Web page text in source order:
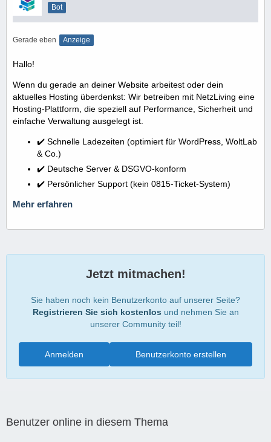
Bot
Gerade eben Anzeige
Hallo!
Wenn du gerade an deiner Website arbeitest oder dein
aktuelles Hosting überdenkst: Wir betreiben mit NetzLiving eine
Hosting-Plattform, die speziell auf Performance, Sicherheit und
einfache Verwaltung ausgelegt ist.
✔️ Schnelle Ladezeiten (optimiert für WordPress, WoltLab
& Co.)
✔️ Deutsche Server & DSGVO-konform
✔️ Persönlicher Support (kein 0815-Ticket-System)
Mehr erfahren
Jetzt mitmachen!
Sie haben noch kein Benutzerkonto auf unserer Seite?
Registrieren Sie sich kostenlos und nehmen Sie an
unserer Community teil!
Benutzerkonto erstellen
Anmelden
Benutzer online in diesem Thema